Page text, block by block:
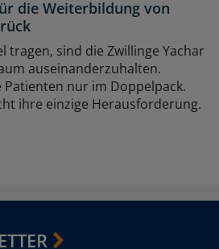
die Weiterbildung von
tragen, sind die Zwillinge Yachar
auseinanderzuhalten.
Patienten nur im Doppelpack.
ihre einzige Herausforderung.